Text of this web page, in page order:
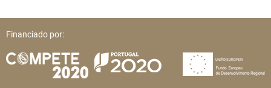
Financiado por: